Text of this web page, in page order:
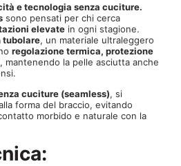
e tecnologia senza cuciture.
sono pensati per chi cerca
elevate in ogni stagione.
tubolare, un materiale ultraleggero
regolazione termica, protezione
, mantenendo la pelle asciutta anche
cuciture (seamless), si
forma del braccio, evitando
morbido e naturale con la